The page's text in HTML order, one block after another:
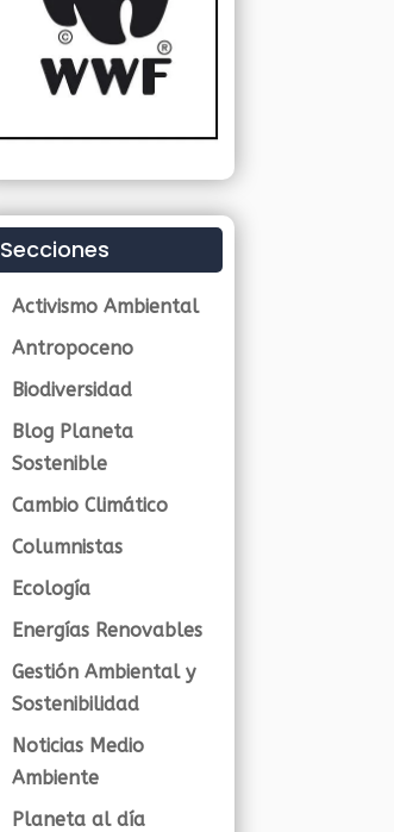
Secciones
Activismo Ambiental
Antropoceno
Biodiversidad
Blog Planeta
Sostenible
Cambio Climático
Columnistas
Ecología
Energías Renovables
Gestión Ambiental y
Sostenibilidad
Noticias Medio
Ambiente
Planeta al día